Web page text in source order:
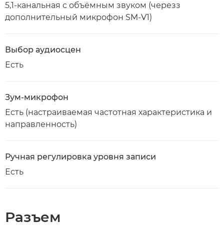
5,1-канальная с объёмным звуком (черезз
дополнительный микрофон SM-V1)
Выбор аудиосцен
Есть
Зум-микрофон
Есть (настраиваемая частотная характеристика и
направленность)
Ручная регулировка уровня записи
Есть
Разъем